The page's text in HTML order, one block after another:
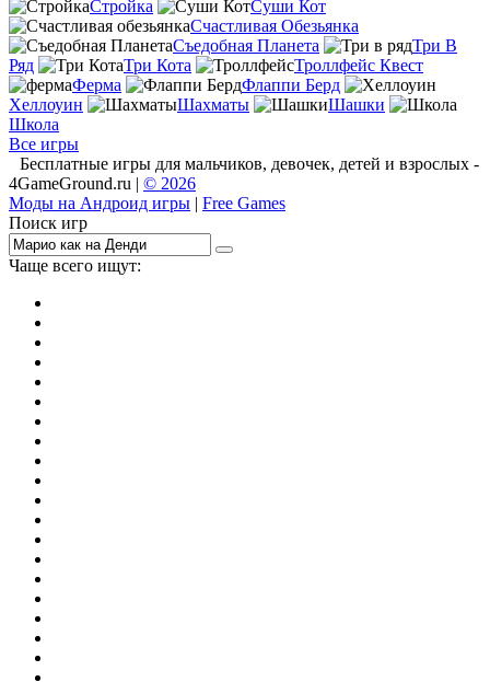
Стройка
Суши Кот
Счастливая Обезьянка
Съедобная Планета
Три В
Ряд
Три Кота
Троллфейс Квест
Ферма
Флаппи Берд
Хеллоуин
Шахматы
Шашки
Школа
Все игры
Бесплатные игры для мальчиков, девочек, детей и взрослых -
4GameGround.ru | © 2026
Моды на Андроид игры | Free Games
Поиск игр
Чаще всего ищут: